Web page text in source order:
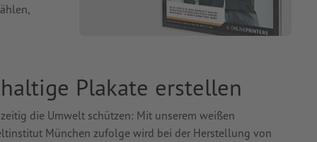
Plakate erstellen
die Umwelt schützen: Mit unserem weißen
München zufolge wird bei der Herstellung von